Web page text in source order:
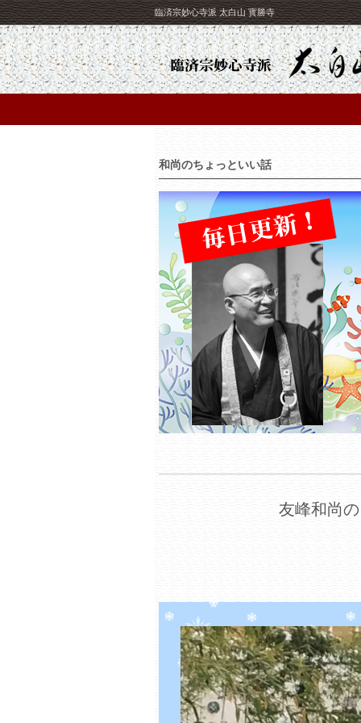
臨済宗妙心寺派 太白山 寳勝寺
和尚のちょっといい話
友峰和尚